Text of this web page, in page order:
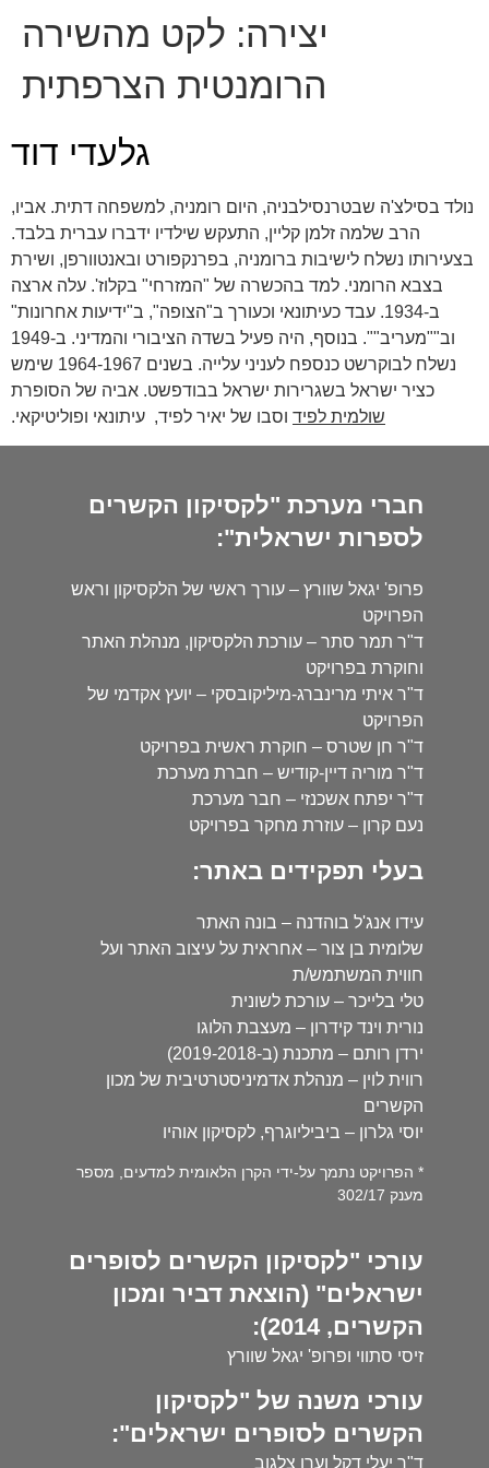
יצירה: לקט מהשירה
הרומנטית הצרפתית
גלעדי דוד
נולד בסילצ'ה שבטרנסילבניה, היום רומניה, למשפחה דתית. אביו,
הרב שלמה זלמן קליין, התעקש שילדיו ידברו עברית בלבד.
בצעירותו נשלח לישיבות ברומניה, בפרנקפורט ובאנטוורפן, ושירת
בצבא הרומני. למד בהכשרה של "המזרחי" בקלוז'. עלה ארצה
ב-1934. עבד כעיתונאי וכעורך ב"הצופה", ב"ידיעות אחרונות"
וב""מעריב"". בנוסף, היה פעיל בשדה הציבורי והמדיני. ב-1949
נשלח לבוקרשט כנספח לעניני עלייה. בשנים 1964-1967 שימש
כציר ישראל בשגרירות ישראל בבודפשט. אביה של הסופרת
שולמית לפיד וסבו של יאיר לפיד, עיתונאי ופוליטיקאי.
חברי מערכת "לקסיקון הקשרים
לספרות ישראלית":
פרופ' יגאל שוורץ – עורך ראשי של הלקסיקון וראש
הפרויקט
ד"ר תמר סתר – עורכת הלקסיקון, מנהלת האתר
וחוקרת בפרויקט
ד"ר איתי מרינברג-מיליקובסקי – יועץ אקדמי של
הפרויקט
ד"ר חן שטרס – חוקרת ראשית בפרויקט
ד"ר מוריה דיין-קודיש – חברת מערכת
ד"ר יפתח אשכנזי – חבר מערכת
נעם קרון – עוזרת מחקר בפרויקט
בעלי תפקידים באתר:
עידו אנג'ל בוהדנה – בונה האתר
שלומית בן צור – אחראית על עיצוב האתר ועל
חווית המשתמש/ת
טלי בלייכר – עורכת לשונית
נורית וינד קידרון – מעצבת הלוגו
ירדן רותם – מתכנת (ב-2019-2018)
רווית לוין – מנהלת אדמיניסטרטיבית של מכון
הקשרים
יוסי גלרון – ביביליוגרף, לקסיקון אוהיו
* הפרויקט נתמך על-ידי הקרן הלאומית למדעים, מספר
מענק 302/17
עורכי "לקסיקון הקשרים לסופרים
ישראלים" (הוצאת דביר ומכון
הקשרים, 2014):
זיסי סתווי ופרופ' יגאל שוורץ
עורכי משנה של "לקסיקון
הקשרים לסופרים ישראלים":
ד"ר יעלי דקל וערן צלגוב